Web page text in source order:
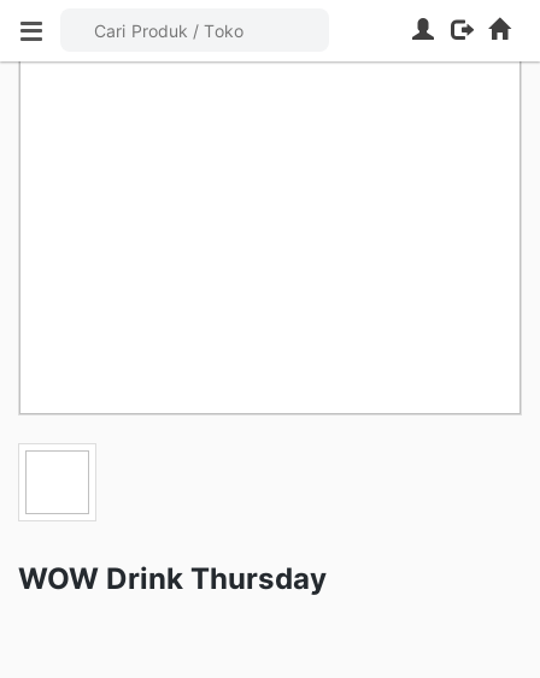
WOW Drink Thursday